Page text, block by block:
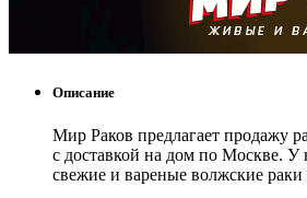
Описание
Мир Раков предлагает продажу
с доставкой на дом по Москве. У
свежие и вареные волжские